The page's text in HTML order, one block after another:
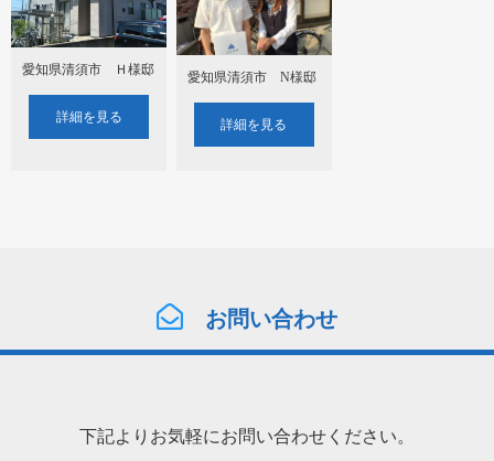
愛知県清須市 Ｈ様邸
詳細を見る
愛知県清須市 N様邸
詳細を見る
お問い合わせ
下記よりお気軽にお問い合わせください。